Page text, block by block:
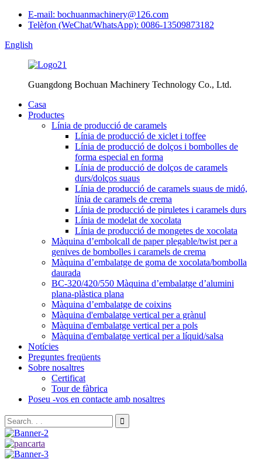
E-mail: bochuanmachinery@126.com
Telèfon (WeChat/WhatsApp): 0086-13509873182
English
Guangdong Bochuan Machinery Technology Co., Ltd.
Casa
Productes
Línia de producció de caramels
Línia de producció de xiclet i toffee
Línia de producció de dolços i bombolles de
forma especial en forma
Línia de producció de dolços de caramels
durs/dolços suaus
Línia de producció de caramels suaus de midó,
línia de caramels de crema
Línia de producció de piruletes i caramels durs
Línia de modelat de xocolata
Línia de producció de mongetes de xocolata
Màquina d’embolcall de paper plegable/twist per a
genives de bombolles i caramels de crema
Màquina d’embalatge de goma de xocolata/bombolla
daurada
BC-320/420/550 Màquina d’embalatge d’alumini
plana-plàstica plana
Màquina d’embalatge de coixins
Màquina d'embalatge vertical per a grànul
Màquina d'embalatge vertical per a pols
Màquina d'embalatge vertical per a líquid/salsa
Notícies
Preguntes freqüents
Sobre nosaltres
Certificat
Tour de fàbrica
Poseu -vos en contacte amb nosaltres